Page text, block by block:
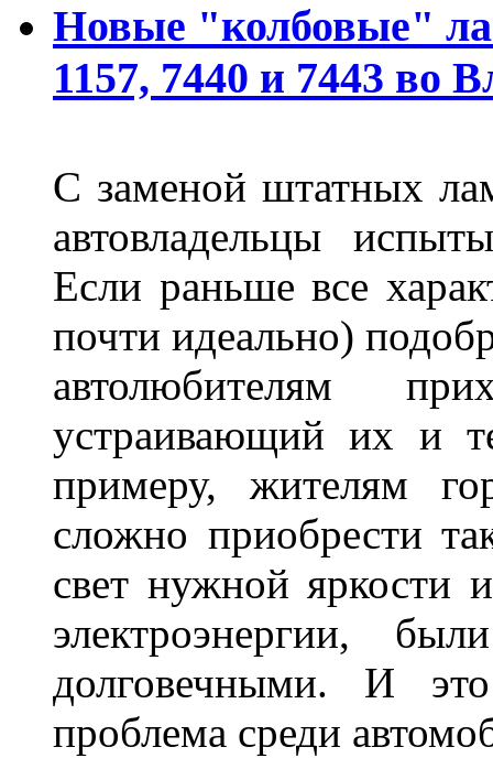
Новые "колбовые"
1157, 7440 и 7443 во
С заменой штатных
автовладельцы
Если раньше все
почти идеально)
автолюбителям
устраивающий их и
примеру, жителям
сложно приобрести
свет нужной яркости
электроэнергии,
долговечными. И
проблема среди